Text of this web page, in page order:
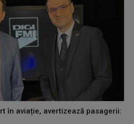
în aviație, avertizează pasagerii: